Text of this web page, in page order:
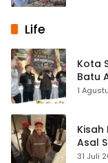
Life
Kota
Batu
1
Asal
31 Juli